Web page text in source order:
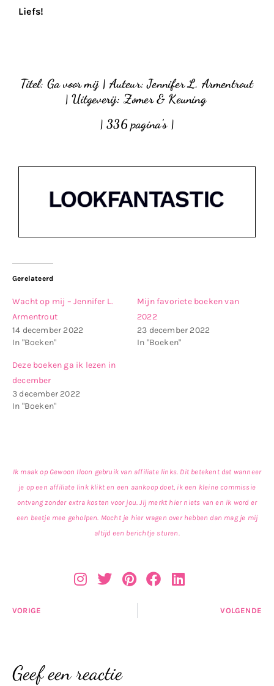
Liefs!
Titel: Ga voor mij | Auteur: Jennifer L. Armentrout
| Uitgeverij: Zomer & Keuning
|336 pagina’s |
Gerelateerd
Wacht op mij – Jennifer L.
Armentrout
14 december 2022
In "Boeken"
Mijn favoriete boeken van
2022
23 december 2022
In "Boeken"
Deze boeken ga ik lezen in
december
3 december 2022
In "Boeken"
Ik maak op Gewoon Iloon gebruik van affiliate links. Dit betekent dat wanneer
je op een affiliate link klikt en een aankoop doet, ik een kleine commissie
ontvang zonder extra kosten voor jou. Jij merkt hier niets van en ik word er
een beetje mee geholpen. Mocht je hier vragen over hebben dan mag je mij
altijd een berichtje sturen.
VORIGE VOLGENDE
Geef een reactie